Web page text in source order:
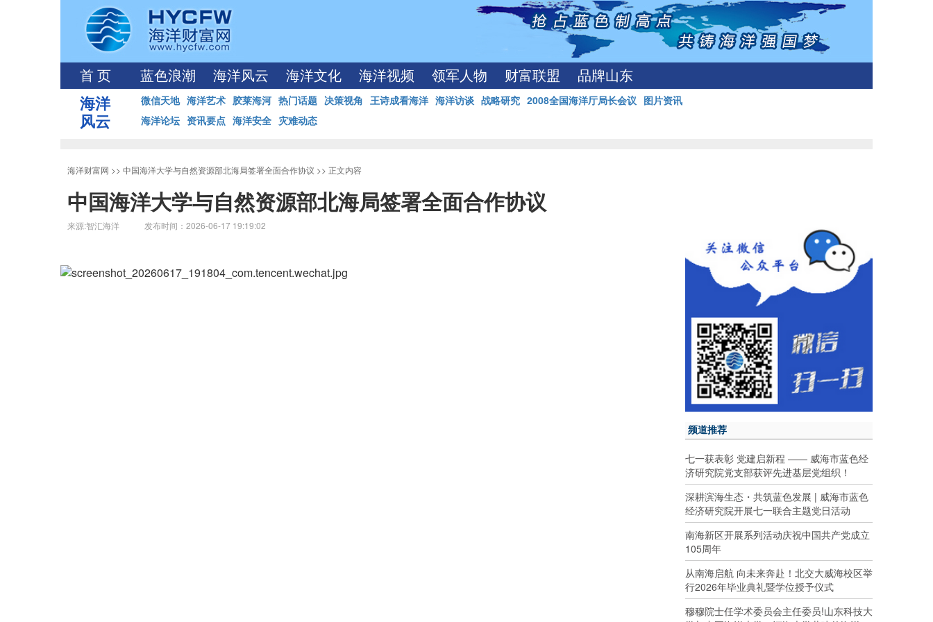
首 页 蓝色浪潮 海洋风云 海洋文化 海洋视频 领军人物 财富联盟 品牌山东
海洋
风云
微信天地 海洋艺术 胶莱海河 热门话题 决策视角 王诗成看海洋 海洋访谈 战略研究 2008全国海洋厅局长会议 图片资讯
海洋论坛 资讯要点 海洋安全 灾难动态
海洋财富网 >> 中国海洋大学与自然资源部北海局签署全面合作协议 >> 正文内容
中国海洋大学与自然资源部北海局签署全面合作协议
来源:智汇海洋 发布时间：2026-06-17 19:19:02
频道推荐
七一获表彰 党建启新程 —— 威海市蓝色经
济研究院党支部获评先进基层党组织！
深耕滨海生态・共筑蓝色发展 | 威海市蓝色
经济研究院开展七一联合主题党日活动
南海新区开展系列活动庆祝中国共产党成立
105周年
从南海启航 向未来奔赴！北交大威海校区举
行2026年毕业典礼暨学位授予仪式
穆穆院士任学术委员会主任委员!山东科技大